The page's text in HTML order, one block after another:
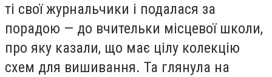
ті свої журнальчики і подалася за
порадою — до вчительки місцевої школи,
про яку казали, що має цілу колекцію
схем для вишивання. Та глянула на